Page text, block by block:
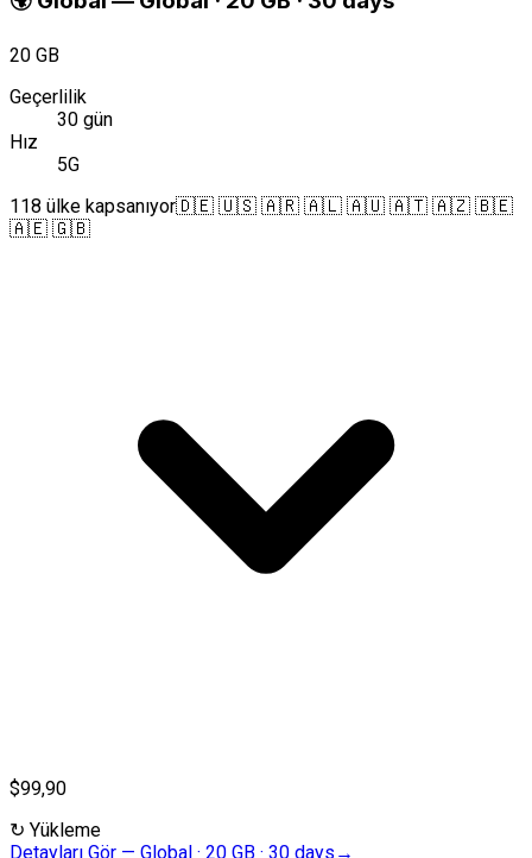
20 GB
Geçerlilik
30 gün
Hız
5G
118 ülke kapsanıyor🇩🇪 🇺🇸 🇦🇷 🇦🇱 🇦🇺 🇦🇹 🇦🇿 🇧🇪
🇦🇪 🇬🇧
$99,90
↻ Yükleme
Detayları Gör — Global · 20 GB · 30 days →